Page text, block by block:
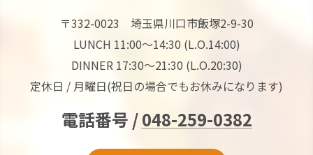
〒332-0023 埼玉県川口市飯塚2-9-30
LUNCH 11:00～14:30 (L.O.14:00)
DINNER 17:30～21:30 (L.O.20:30)
定休日 / 月曜日(祝日の場合でもお休みになります)
電話番号 /048-259-0382